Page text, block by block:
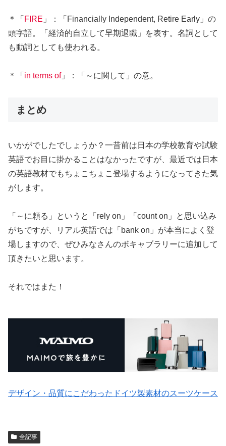
＊「 FIRE 」：「Financially Independent, Retire Early」の
頭字語。「経済的自立して早期退職」を表す。名詞として
も動詞としても使われる。
＊「 in terms of」：「～に関して」の意。
まとめ
いかがでしたでしょうか？一昔前は日本の学校教育や試験
英語でお目に掛かることはなかったですが、最近では日本
の英語教材でもちょこちょこ登場するようになってきた気
がします。
「～に頼る」というと「rely on」「count on」と思い込み
がちですが、リアル英語では「bank on」が本当によく登
場しますので、ぜひみなさんのボキャブラリーに追加して
頂きたいと思います。
それではまた！
デザイン・品質にこだわったドイツ製素材のスーツケース
全記事